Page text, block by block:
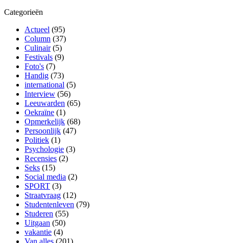
Categorieën
Actueel (95)
Column (37)
Culinair(5)
Festivals (9)
Foto's (7)
Handig (73)
international (5)
Interview (56)
Leeuwarden (65)
Oekraïne (1)
Opmerkelijk (68)
Persoonlijk (47)
Politiek (1)
Psychologie (3)
Recensies (2)
Seks (15)
Social media (2)
SPORT (3)
Straatvraag (12)
Studentenleven (79)
Studeren (55)
Uitgaan (50)
vakantie (4)